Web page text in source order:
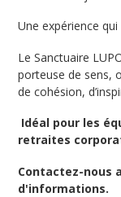
Une expérience
Le Sanctuaire
porteuse de sens,
de cohésion,
Idéal pour les
retraites
Contactez-nous
d'informations.